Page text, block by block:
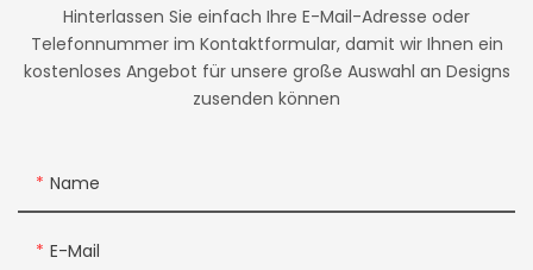
Hinterlassen Sie einfach Ihre E-Mail-Adresse oder
Telefonnummer im Kontaktformular, damit wir Ihnen ein
kostenloses Angebot für unsere große Auswahl an Designs
zusenden können
Name
E-Mail